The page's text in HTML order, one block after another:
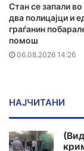
Стан се запали
два полицајци и
граѓанин
помош
06.08.2026 14:26
НАЈЧИТАНИ